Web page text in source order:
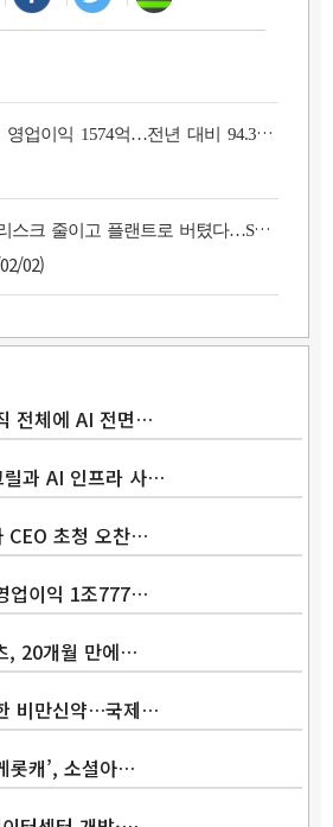
업이익 1574억…전년 대비 94.3%↑
스크 줄이고 플랜트로 버텼다…SMR
02)
전체에 AI 전면…
릴과 AI 인프라 사…
CEO 초청 오찬…
업이익 1조777…
, 20개월 만에…
비만신약…국제…
롯캐’, 소셜아…